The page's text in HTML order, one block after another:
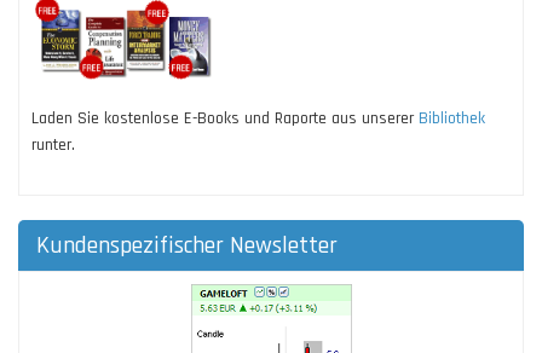
Laden Sie kostenlose E-Books und Raporte aus unserer Bibliothek
runter.
Kundenspezifischer Newsletter